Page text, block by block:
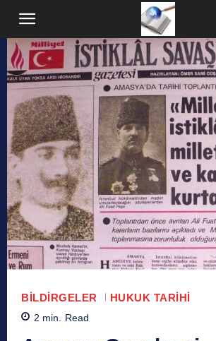
BILDIRGELER HUKUK TARIHI
2 min. Read